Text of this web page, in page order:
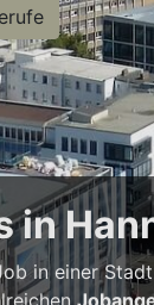
in
in einer